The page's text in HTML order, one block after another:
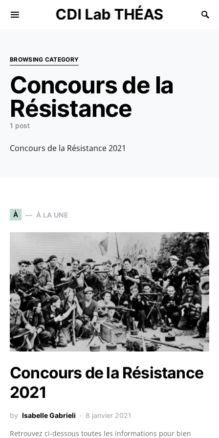
CDI Lab THÉAS
Search for:
BROWSING CATEGORY
Concours de la
Résistance
1 post
Concours de la Résistance 2021
À À LA UNE
Concours de la Résistance
2021
by Isabelle Gabrieli 8 janvier 2021
Retrouvez ci-dessous toutes les informations pour bien